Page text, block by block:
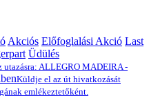
Akciós Előfoglalási Akció Last
Üdülés
utazásra: ALLEGRO MADEIRA -
Küldje el az út hivatkozását
emlékeztetőként.